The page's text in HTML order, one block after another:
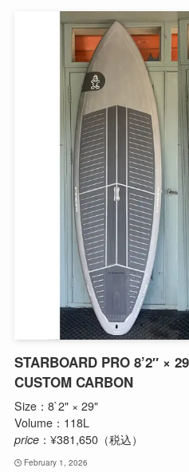
STARBOARD PRO 8’2″ ×
CUSTOM CARBON
Size：8`2" × 29"
Volume：118L
price：¥381,650（税込）
February 1, 2026